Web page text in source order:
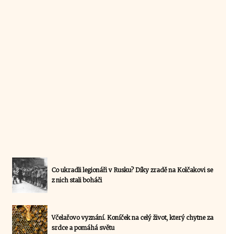
Co ukradli legionáři v Rusku? Díky zradě na Kolčakovi se
z nich stali boháči
Včelařovo vyznání. Koníček na celý život, který chytne za
srdce a pomáhá světu